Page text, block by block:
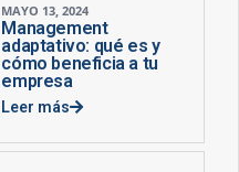
MAYO 13, 2024
Management
adaptativo: qué es y
cómo beneficia a tu
empresa
Leer más